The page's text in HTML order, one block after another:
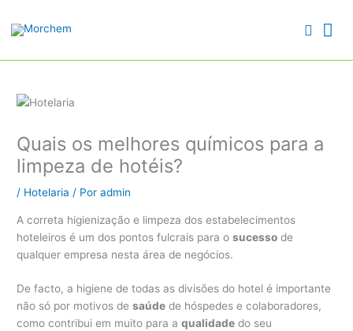
Quais os melhores químicos para a
limpeza de hotéis?
/ Hotelaria / Por admin
A correta higienização e limpeza dos estabelecimentos
hoteleiros é um dos pontos fulcrais para osucesso de
qualquer empresa nesta área de negócios.
De facto, a higiene de todas as divisões do hotel é importante
não só por motivos desaúde de hóspedes e colaboradores,
como contribui em muito para aqualidade do seu